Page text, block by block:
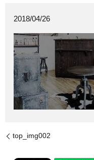
2018/04/26
top_img002